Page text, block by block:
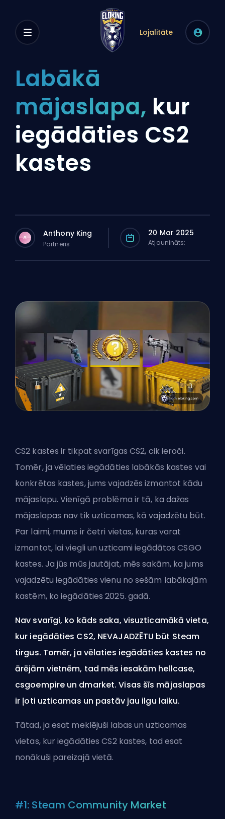
Lojalitāte
Labākā
mājaslapa, kur
iegādāties CS2
kastes
A Anthony King
Partneris
20 Mar 2025
Atjaunināts:
CS2 kastes ir tikpat svarīgas CS2, cik ieroči.
Tomēr, ja vēlaties iegādāties labākās kastes vai
konkrētas kastes, jums vajadzēs izmantot kādu
mājaslapu. Vienīgā problēma ir tā, ka dažas
mājaslapas nav tik uzticamas, kā vajadzētu būt.
Par laimi, mums ir četri vietas, kuras varat
izmantot, lai viegli un uzticami iegādātos CSGO
kastes. Ja jūs mūs jautājat, mēs sakām, ka jums
vajadzētu iegādāties vienu no sešām labākajām
kastēm, ko iegādāties 2025. gadā.
Nav svarīgi, ko kāds saka, visuzticamākā vieta,
kur iegādāties CS2, NEVAJADZĒTU būt Steam
tirgus. Tomēr, ja vēlaties iegādāties kastes no
ārējām vietnēm, tad mēs iesakām hellcase,
csgoempire un dmarket. Visas šīs mājaslapas
ir ļoti uzticamas un pastāv jau ilgu laiku.
Tātad, ja esat meklējuši labas un uzticamas
vietas, kur iegādāties CS2 kastes, tad esat
nonākuši pareizajā vietā.
#1: Steam Community Market